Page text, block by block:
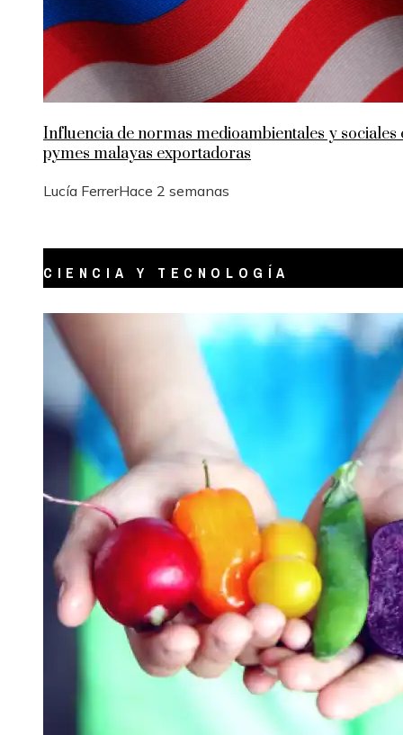
Influencia de normas medioambientales y sociales
pymes malayas exportadoras
Lucía FerrerHace 2 semanas
CIENCIA Y TECNOLOGÍA